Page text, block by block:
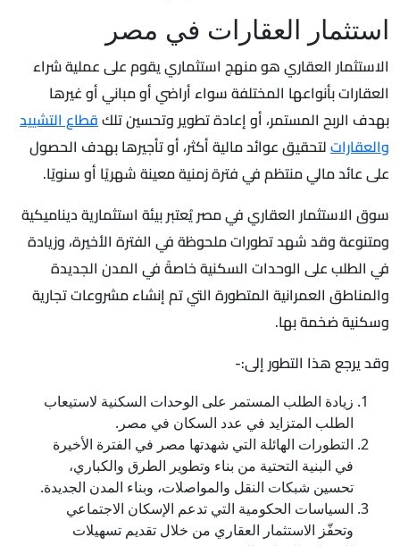
استثمار العقارات في مصر
الاستثمار العقاري هو منهج استثماري يقوم على عملية شراء
العقارات بأنواعها المختلفة سواء أراضي أو مباني أو غيرها
بهدف الربح المستمر، أو إعادة تطوير وتحسين تلكقطاع التشييد
والعقاراتلتحقيق عوائد مالية أكثر، أو تأجيرها بهدف الحصول
على عائد مالي منتظم في فترة زمنية معينة شهريًا أو سنويًا.
سوق الاستثمار العقاري في مصر يُعتبر بيئة استثمارية ديناميكية
ومتنوعة وقد شهد تطورات ملحوظة في الفترة الأخيرة، وزيادة
في الطلب على الوحدات السكنية خاصةً في المدن الجديدة
والمناطق العمرانية المتطورة التي تم إنشاء مشروعات تجارية
وسكنية ضخمة بها.
وقد يرجع هذا التطور إلى:-
زيادة الطلب المستمر على الوحدات السكنية لاستيعاب
الطلب المتزايد في عدد السكان في مصر.
التطورات الهائلة التي شهدتها مصر في الفترة الأخيرة
في البنية التحتية من بناء وتطوير الطرق والكباري،
تحسين شبكات النقل والمواصلات، وبناء المدن الجديدة.
السياسات الحكومية التي تدعم الإسكان الاجتماعي
وتحفّز الاستثمار العقاري من خلال تقديم تسهيلات